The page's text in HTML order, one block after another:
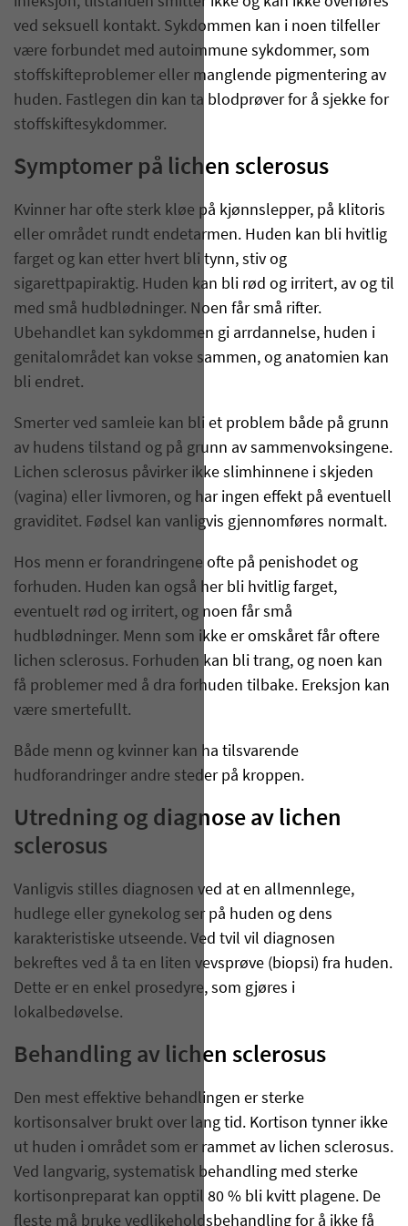
ved seksuell kontakt. Sykdommen kan i noen tilfeller
være forbundet med autoimmune sykdommer, som
stoffskifteproblemer eller manglende pigmentering av
huden. Fastlegen din kan ta blodprøver for å sjekke for
stoffskiftesykdommer.
Symptomer på lichen sclerosus
Kvinner har ofte sterk kløe på kjønnslepper, på klitoris
eller området rundt endetarmen. Huden kan bli hvitlig
farget og kan etter hvert bli tynn, stiv og
sigarettpapiraktig. Huden kan bli rød og irritert, av og til
med små hudblødninger. Noen får små rifter.
Ubehandlet kan sykdommen gi arrdannelse, huden i
genitalområdet kan vokse sammen, og anatomien kan
bli endret.
Smerter ved samleie kan bli et problem både på grunn
av hudens tilstand og på grunn av sammenvoksingene.
Lichen sclerosus påvirker ikke slimhinnene i skjeden
(vagina) eller livmoren, og har ingen effekt på eventuell
graviditet. Fødsel kan vanligvis gjennomføres normalt.
Hos menn er forandringene ofte på penishodet og
forhuden. Huden kan også her bli hvitlig farget,
eventuelt rød og irritert, og noen får små
hudblødninger. Menn som ikke er omskåret får oftere
lichen sclerosus. Forhuden kan bli trang, og noen kan
få problemer med å dra forhuden tilbake. Ereksjon kan
være smertefullt.
Både menn og kvinner kan ha tilsvarende
hudforandringer andre steder på kroppen.
Utredning og diagnose av lichen
sclerosus
Vanligvis stilles diagnosen ved at en allmennlege,
hudlege eller gynekolog ser på huden og dens
karakteristiske utseende. Ved tvil vil diagnosen
bekreftes ved å ta en liten vevsprøve (biopsi) fra huden.
Dette er en enkel prosedyre, som gjøres i
lokalbedøvelse.
Behandling av lichen sclerosus
Den mest effektive behandlingen er sterke
kortisonsalver brukt over lang tid. Kortison tynner ikke
ut huden i området som er rammet av lichen sclerosus.
Ved langvarig, systematisk behandling med sterke
kortisonpreparat kan opptil 80 % bli kvitt plagene. De
fleste må bruke vedlikeholdsbehandling for å ikke få